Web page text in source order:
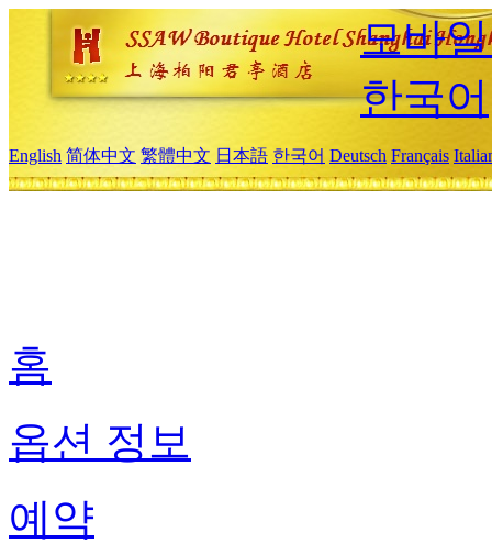
모바
한국어
English 简体中文 繁體中文 日本語 한국어 Deutsch Français
홈
옵션 정보
예약